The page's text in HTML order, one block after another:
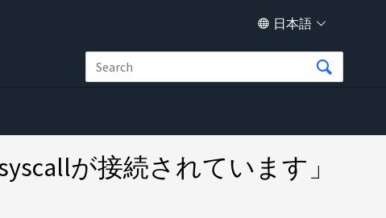
日本語
が接続されています」